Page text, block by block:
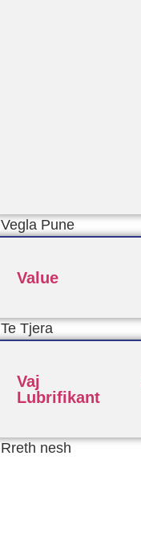
Vegla Pune
Value
Te Tjera
Vaj
Lubrifikant
Rreth nesh